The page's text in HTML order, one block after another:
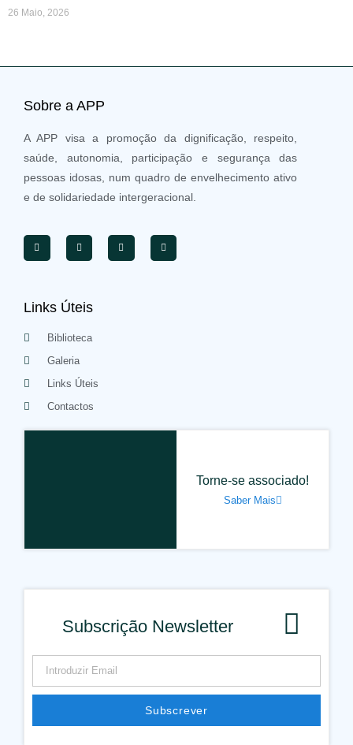
26 Maio, 2026
Sobre a APP
A APP visa a promoção da dignificação, respeito,
saúde, autonomia, participação e segurança das
pessoas idosas, num quadro de envelhecimento ativo
e de solidariedade intergeracional.
Links Úteis
Biblioteca
Galeria
Links Úteis
Contactos
Torne-se associado!
Saber Mais
Subscrição Newsletter
Subscrever